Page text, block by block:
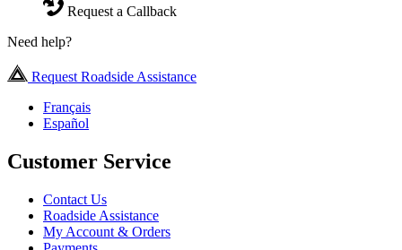
Request a Callback
Need help?
Request Roadside Assistance
Français
Español
Customer Service
Contact Us
Roadside Assistance
My Account & Orders